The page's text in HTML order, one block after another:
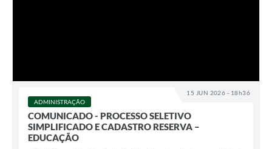
15 JUN 2026 - 18h36
ADMINISTRAÇÃO
COMUNICADO - PROCESSO SELETIVO
SIMPLIFICADO E CADASTRO RESERVA –
EDUCAÇÃO